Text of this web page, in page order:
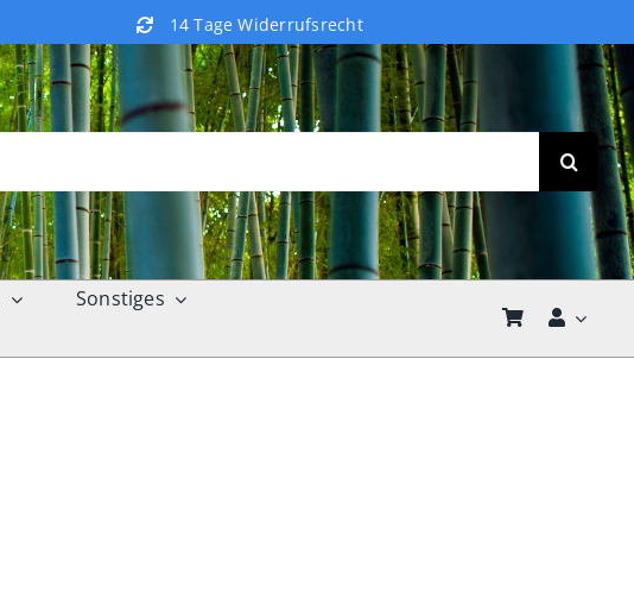
14 Tage Widerrufsrecht
Sonstiges